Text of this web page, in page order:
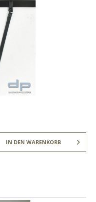
IN DEN WARENKORB